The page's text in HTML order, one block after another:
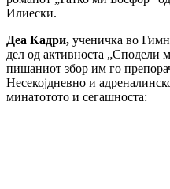
Илиески.
Деа Кадри, ученичка во
дел од активноста „Сподели
пишаниот збор им го
Несекојдневно и
минатотото и сегашноста: